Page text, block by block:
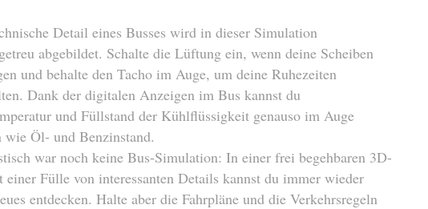
Detail eines Busses wird in dieser Simulation
abgebildet. Schalte die Lüftung ein, wenn deine Scheiben
und behalte den Tacho im Auge, um deine Ruhezeiten
Dank der digitalen Anzeigen im Bus kannst du
und Füllstand der Kühlflüssigkeit genauso im Auge
wie Öl- und Benzinstand.
war noch keine Bus-Simulation: In einer frei begehbaren 3D-
einer Fülle von interessanten Details kannst du immer wieder
entdecken. Halte aber die Fahrpläne und die Verkehrsregeln